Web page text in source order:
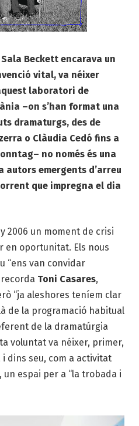
Beckett encarava un
vital, va néixer
laboratori de
–on s’han format una
dramaturgs, des de
o Clàudia Cedó fins a
no només és una
autors emergents d’arreu
que impregna el dia
2006 un moment de crisi
en oportunitat. Els nous
“ens van convidar
Toni Casares,
“ja aleshores teníem clar
de la programació habitual
de la dramatúrgia
voluntat va néixer, primer,
i dins seu, com a activitat
, un espai per a “la trobada i